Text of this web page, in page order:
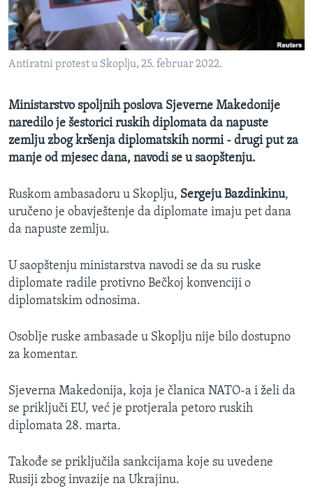
MAGAZIN
O GLASU AMERIKE
PRATITE NAS
Antiratni protest u Skoplju, 25. februar 2022.
Ministarstvo spoljnih poslova Sjeverne Makedonije
naredilo je šestorici ruskih diplomata da napuste
zemlju zbog kršenja diplomatskih normi - drugi put za
manje od mjesec dana, navodi se u saopštenju.
Ruskom ambasadoru u Skoplju, Sergeju Bazdinkinu,
uručeno je obavještenje da diplomate imaju pet dana
da napuste zemlju.
U saopštenju ministarstva navodi se da su ruske
diplomate radile protivno Bečkoj konvenciji o
diplomatskim odnosima.
Osoblje ruske ambasade u Skoplju nije bilo dostupno
za komentar.
Sjeverna Makedonija, koja je članica NATO-a i želi da
se priključi EU, već je protjerala petoro ruskih
diplomata 28. marta.
Takođe se priključila sankcijama koje su uvedene
Rusiji zbog invazije na Ukrajinu.